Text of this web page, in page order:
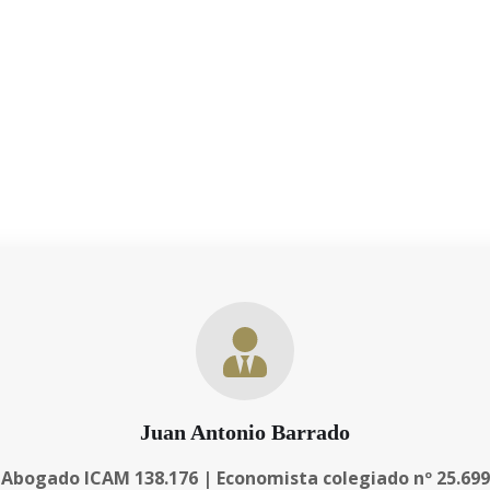
Juan Antonio Barrado
Abogado ICAM 138.176 | Economista colegiado nº 25.699